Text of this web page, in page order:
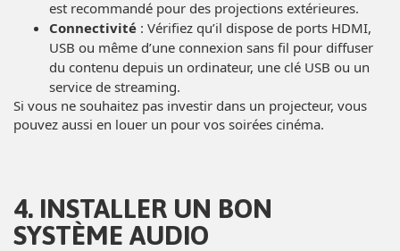
est recommandé pour des projections extérieures.
Connectivité : Vérifiez qu’il dispose de ports HDMI,
USB ou même d’une connexion sans fil pour diffuser
du contenu depuis un ordinateur, une clé USB ou un
service de streaming.
Si vous ne souhaitez pas investir dans un projecteur, vous
pouvez aussi en louer un pour vos soirées cinéma.
4. INSTALLER UN BON
SYSTÈME AUDIO